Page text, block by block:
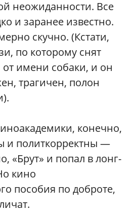
неожиданности. Все
и заранее известно.
скучно. (Кстати,
по которому снят
имени собаки, и он
трагичен, полон
конечно,
и политкорректны —
«Брут» и попал в лонг-
кино
пособия по доброте,